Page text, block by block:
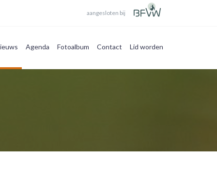
aangesloten bij
Agenda Fotoalbum Contact Lid worden